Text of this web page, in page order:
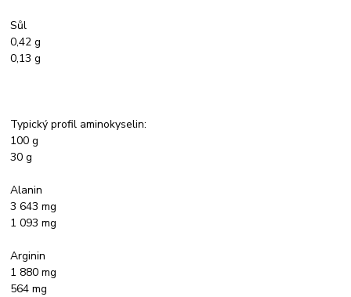
Sůl
0,42 g
0,13 g
Typický profil aminokyselin:
100 g
30 g
Alanin
3 643 mg
1 093 mg
Arginin
1 880 mg
564 mg